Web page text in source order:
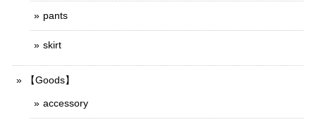
pants
skirt
【Goods】
accessory